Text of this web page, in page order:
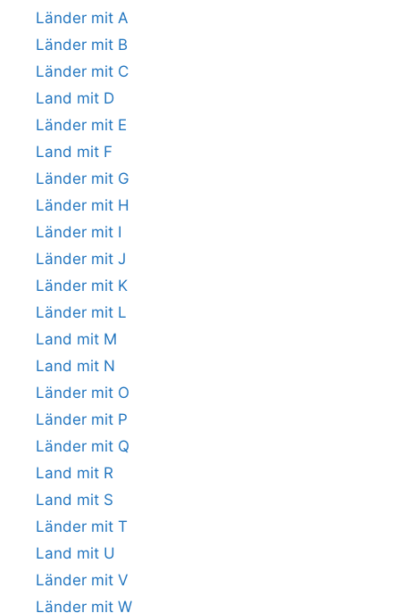
Länder mit A
Länder mit B
Länder mit C
Land mit D
Länder mit E
Land mit F
Länder mit G
Länder mit H
Länder mit I
Länder mit J
Länder mit K
Länder mit L
Land mit M
Land mit N
Länder mit O
Länder mit P
Länder mit Q
Land mit R
Land mit S
Länder mit T
Land mit U
Länder mit V
Länder mit W